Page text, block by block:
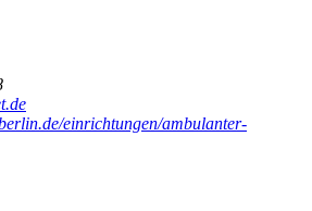
einrichtungen/ambulanter-